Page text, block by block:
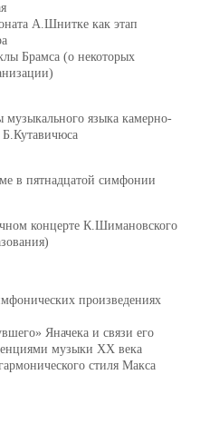
А.Шнитке как этап
Брамса (о некоторых
языка камерно-
в пятнадцатой симфонии
концерте К.Шимановского
произведениях
Яначека и связи его
музыки ХХ века
стиля Макса